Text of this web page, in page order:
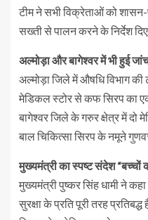
टीम ने सभी विक्रेताओं को शासन-
सख्ती से पालन करने के निर्देश
अल्मोड़ा और बागेश्वर में भी हुई
अल्मोड़ा जिले में औषधि विभाग
मेडिकल स्टोर से कफ सिरप का
बागेश्वर जिले के गरुर क्षेत्र में दो
बाल चिकित्सा सिरप के नमूने
मुख्यमंत्री का स्पष्ट संदेश “बच्चों
मुख्यमंत्री पुष्कर सिंह धामी ने
सुरक्षा के प्रति पूरी तरह